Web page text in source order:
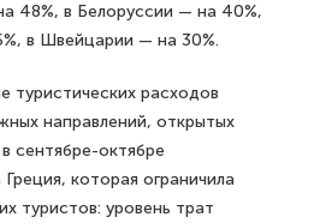
48%, в Белоруссии — на 40%,
в Швейцарии — на 30%.
туристических расходов
направлений, открытых
сентябре-октябре
которая ограничила
туристов: уровень трат